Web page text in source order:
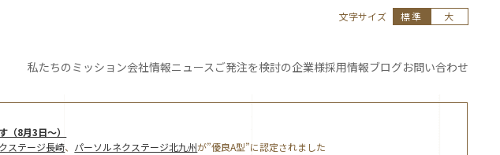
私たちの ミッション会社情報ニュース ご発注を検討の企業様採用情報ブログお問い合わせ
文字サイズ 標準 大
（8月3日～）
ステージ長崎、 パーソルネクステージ北九州が”優良A型”に認定されました